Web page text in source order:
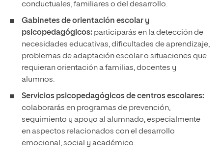
conductuales, familiares o del desarrollo.
Gabinetes de orientación escolar y
psicopedagógicos: participarás en la detección de
necesidades educativas, dificultades de aprendizaje,
problemas de adaptación escolar o situaciones que
requieran orientación a familias, docentes y
alumnos.
Servicios psicopedagógicos de centros escolares:
colaborarás en programas de prevención,
seguimiento y apoyo al alumnado, especialmente
en aspectos relacionados con el desarrollo
emocional, social y académico.